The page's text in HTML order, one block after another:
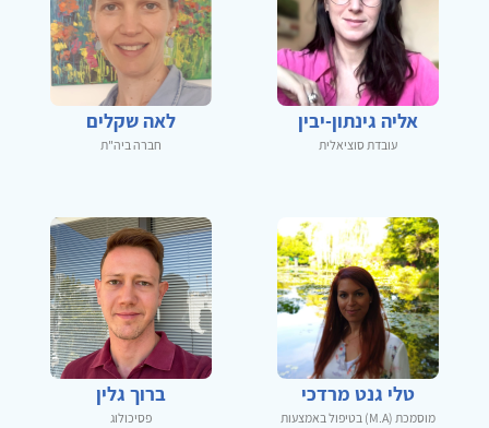
אליה גינתון-יבין
עובדת סוציאלית
לאה שקלים
חברה ביה"ת
טלי גנט מרדכי
מוסמכת (M.A) בטיפול באמצעות
ברוך גלין
פסיכולוג